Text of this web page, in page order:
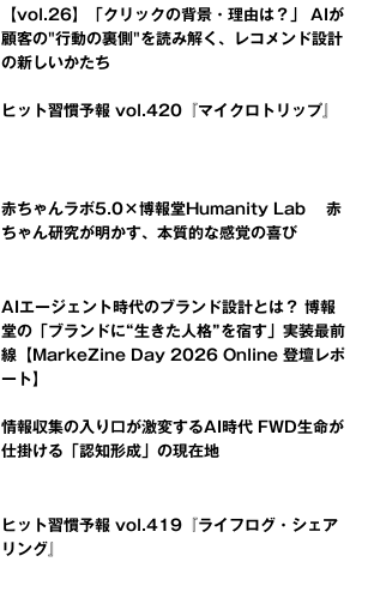
【vol.26】「クリックの背景・理由は？」 AIが
顧客の"行動の裏側"を読み解く、レコメンド設計
の新しいかたち
ヒット習慣予報 vol.420『マイクロトリップ』
赤ちゃんラボ5.0×博報堂Humanity Lab 赤
ちゃん研究が明かす、本質的な感覚の喜び
AIエージェント時代のブランド設計とは？ 博報
堂の「ブランドに“生きた人格”を宿す」実装最前
線【MarkeZine Day 2026 Online 登壇レポ
ート】
情報収集の入り口が激変するAI時代 FWD生命が
仕掛ける「認知形成」の現在地
ヒット習慣予報 vol.419『ライフログ・シェア
リング』